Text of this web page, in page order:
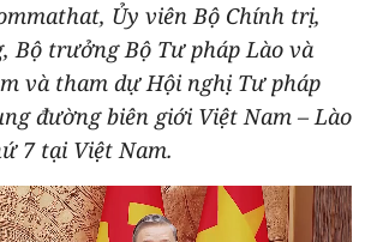
Ủy viên Bộ Chính trị,
Bộ trưởng Bộ Tư pháp Lào và
và tham dự Hội nghị Tư pháp
đường biên giới Việt Nam – Lào
7 tại Việt Nam.